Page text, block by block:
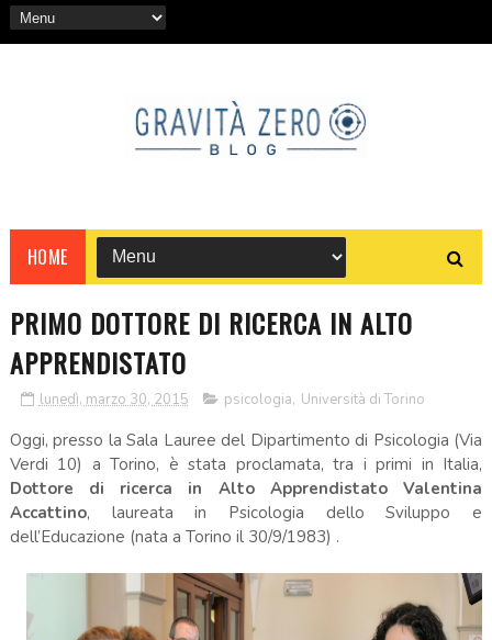
HOME
PRIMO DOTTORE DI RICERCA IN ALTO
APPRENDISTATO
lunedì, marzo 30, 2015 psicologia, Università di Torino
Oggi, presso la Sala Lauree del Dipartimento di Psicologia (Via
Verdi 10) a Torino, è stata proclamata, tra i primi in Italia,
Dottore di ricerca in Alto Apprendistato Valentina
Accattino, laureata in Psicologia dello Sviluppo e
dell’Educazione (nata a Torino il 30/9/1983) .